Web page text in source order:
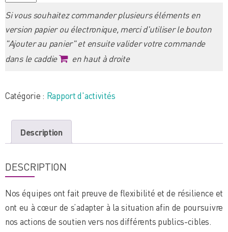
de
Rapport
d'activités
2020
Si vous souhaitez commander plusieurs éléments en
version papier ou électronique, merci d'utiliser le bouton
"Ajouter au panier" et ensuite valider votre commande
dans le caddie
en haut à droite
Catégorie : Rapport d'activités
Description
DESCRIPTION
Nos équipes ont fait preuve de flexibilité et de résilience et
ont eu à cœur de s’adapter à la situation afin de poursuivre
nos actions de soutien vers nos différents publics-cibles.